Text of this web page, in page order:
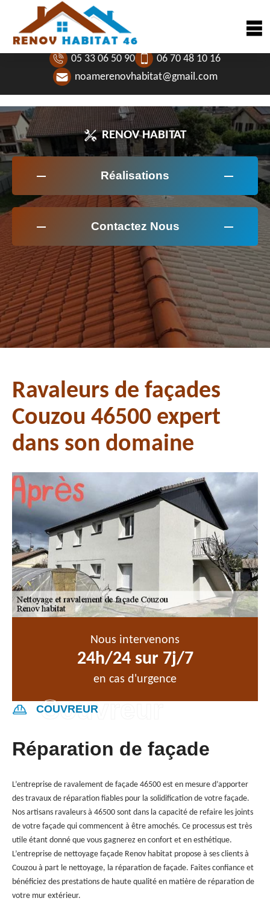
05 33 06 50 90
06 70 48 10 16
noamerenovhabitat@gmail.com
RENOV HABITAT
Réalisations
Contactez Nous
Ravaleurs de façades
Couzou 46500 expert
dans son domaine
Nous intervenons
24h/24 sur 7j/7
en cas d'urgence
COUVREUR
Réparation de façade
L’entreprise de ravalement de façade 46500 est en mesure d’apporter
des travaux de réparation fiables pour la solidification de votre façade.
Nos artisans ravaleurs à 46500 sont dans la capacité de refaire les joints
de votre façade qui commencent à être amochés. Ce processus est très
utile étant donné que vous gagnerez en confort et en esthétique.
L’entreprise de nettoyage façade Renov habitat propose à ses clients à
Couzou à part le nettoyage, la réparation de façade. Faites confiance et
bénéficiez des prestations de haute qualité en matière de réparation de
votre mur extérieur.